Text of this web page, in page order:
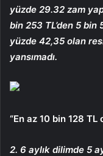
yüzde 29.32 zam
bin 253 TL’den 5 bin
yüzde 42,35 olan
yansımadı.
“En az 10 bin 128 TL
2. 6 aylık dilimde 5